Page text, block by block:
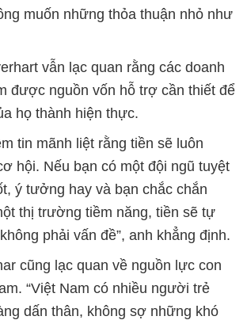
muốn những thỏa thuận nhỏ như
vẫn lạc quan rằng các doanh
được nguồn vốn hỗ trợ cần thiết để
họ thành hiện thực.
tin mãnh liệt rằng tiền sẽ luôn
hội. Nếu bạn có một đội ngũ tuyệt
ý tưởng hay và bạn chắc chắn
thị trường tiềm năng, tiền sẽ tự
phải vấn đề”, anh khẳng định.
cũng lạc quan về nguồn lực con
“Việt Nam có nhiều người trẻ
dấn thân, không sợ những khó